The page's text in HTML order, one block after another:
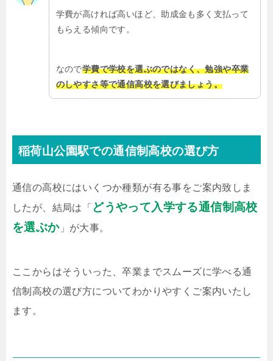
学費が高ければ高いほど、助成金も多く支払って
もらえる傾向です。
なので学費で学校を選ぶのではなく、勉強や卒業
のしやすさ等で通信高校を選びましょう。
稲荷山公園駅での通信制高校の選び方
通信の高校にはいくつか種類が有る事をご案内致しま
したが、結局は「 どうやって入学する通信制高校
を選ぶか」が大事。
ここからはそういった、卒業までスムーズに学べる通
信制高校の選び方についてわかりやすくご案内いたし
ます。